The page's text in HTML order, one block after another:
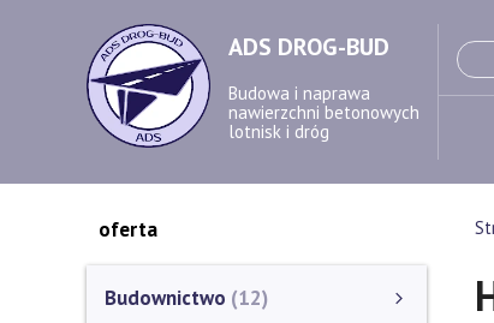
ADS DROG-BUD
Budowa i naprawa
nawierzchni betonowych
lotnisk i dróg
oferta
Budownictwo 12